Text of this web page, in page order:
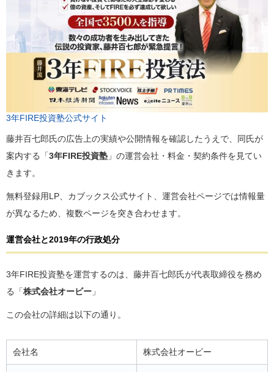
3年FIRE投資塾公式サイト
藤井百七郎氏の広告上の実績や公開情報を確認したうえで、同氏が
案内する「3年FIRE投資塾 」の運営会社・料金・契約条件を見てい
きます。
無料登録用LP、カブックス公式サイト、運営会社ページでは情報量
が異なるため、複数ページを突き合わせます。
運営会社と2019年の行政処分
3年FIRE投資塾を運営するのは、藤井百七郎氏が代表取締役を務め
る「株式会社オービー 」
この会社の詳細は以下の通り。
会社名 株式会社オービー